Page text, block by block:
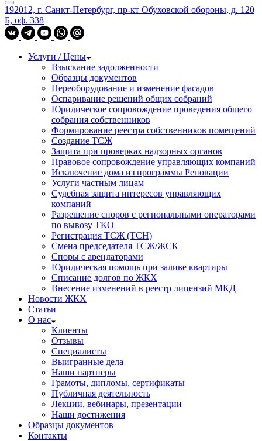
192012, г. Санкт-Петербург, пр-кт Обуховской обороны, д. 120
Б, оф. 338
Услуги / Цены
Взыскание задолженности
Образцы документов
Переоборудование и изменение фасадов
Оспаривание решений общих собраний
Юридическое сопровождение проведения общего
собрания собственников
Формирование реестра собственников помещений
Создание ТСЖ
Защита при проверках надзорных органов
Правовое сопровождение управляющих компаний
Исключение дома из программы Реновации
Услуги частным лицам
Судебная защита интересов управляющих
компаний
Разрешение споров с региональными операторами
по вывозу ТКО
Регистрация ТСЖ (ТСН)
Смена председателя ТСЖ/ЖСК
Споры с арендаторами
Юридическая помощь при заливе квартиры
Списание долгов по ЖКХ
Внесение изменений в реестр лицензий МКД
Новости ЖКХ
Статьи
О нас
Клиенты
Отзывы
Специалисты
Выигранные дела
Наши партнеры
Грамоты, дипломы, сертификаты
Публичная деятельность
Лекции, вебинары, презентации
Наши достижения
Образцы документов
Контакты